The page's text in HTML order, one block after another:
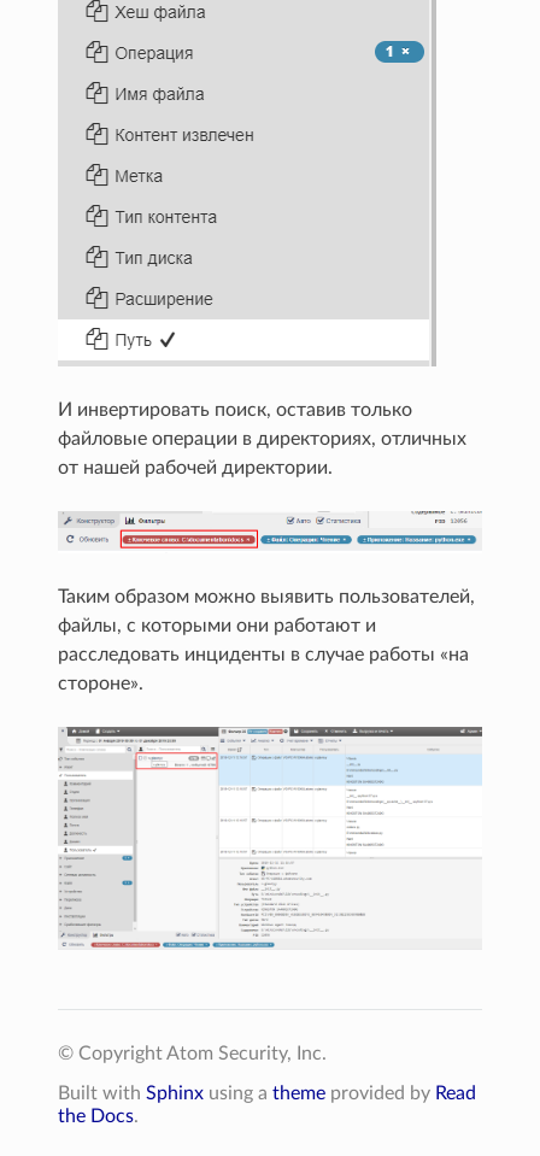
И инвертировать поиск, оставив только
файловые операции в директориях, отличных
от нашей рабочей директории.
Таким образом можно выявить пользователей,
файлы, с которыми они работают и
расследовать инциденты в случае работы «на
стороне».
© Copyright Atom Security, Inc.
Built withSphinx using atheme provided by Read
the Docs.